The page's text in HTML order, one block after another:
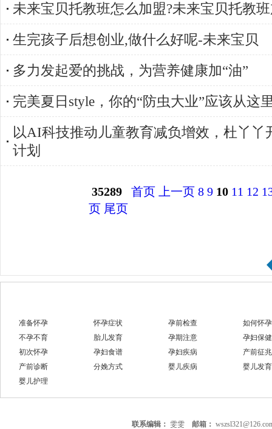
未来宝贝托教班怎么加盟?未来宝贝托教
生完孩子后想创业,做什么好呢-未来宝贝
多力发起爱的挑战，为营养健康加“油”
完美夏日style，你的“防虫大业”应该从
以AI科技推动儿童教育减负增效，杜丫丫
计划
35289 首页 上一页 8 9 10 11 12
页 尾页
准备怀孕 怀孕症状 孕前检查
如何怀孕
不孕不育
胎儿发育 孕期注意
孕妇保健
初次怀孕
孕妇食谱 孕妇疾病
产前征兆
产前诊断
分娩方式 婴儿疾病
婴儿发育
婴儿护理
联系编辑： 雯雯 邮箱：